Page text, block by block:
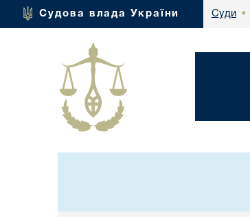
Судова влада України Суди •